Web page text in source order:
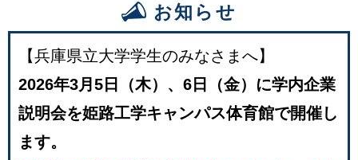
お知らせ
【兵庫県立大学学生のみなさまへ】
2026年3月5日（木）、6日（金）に学内企業
説明会を姫路工学キャンパス体育館で開催し
ます。